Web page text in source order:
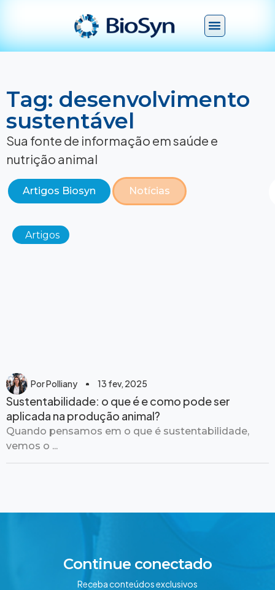
Tag: desenvolvimento
sustentável
Sua fonte de informação em saúde e
nutrição animal
Artigos Biosyn Notícias
Artigos
PorPolliany 13 fev, 2025
Sustentabilidade: o que é e como pode ser
aplicada na produção animal?
Quando pensamos em o que é sustentabilidade,
vemos o ...
Continue conectado
Receba conteúdos exclusivos